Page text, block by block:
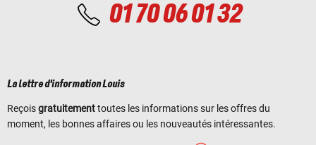
01 70 06 01 32
La lettre d'information Louis
Reçoisgratuitementtoutes les informations sur les offres du
moment, les bonnes affaires ou les nouveautés intéressantes.